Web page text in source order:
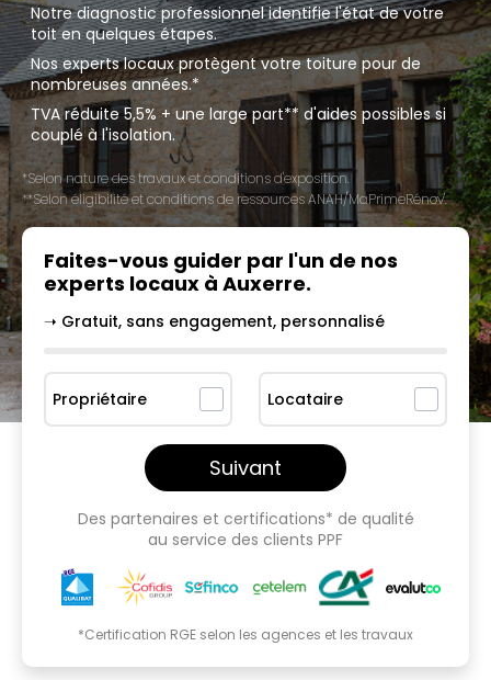
Notre diagnostic professionnel identifie l'état de votre
toit en quelques étapes.
Nos experts locaux protègent votre toiture pour de
nombreuses années.*
TVA réduite 5,5% + une large part** d'aides possibles si
couplé à l'isolation.
*Selon nature des travaux et conditions d'exposition.
**Selon éligibilité et conditions de ressources ANAH/MaPrimeRénov'.
Faites-vous guider par l'un de nos
experts locaux à Auxerre.
➝ Gratuit, sans engagement, personnalisé
Propriétaire Locataire
Suivant
Des partenaires et certifications* de qualité
au service des clients PPF
*Certification RGE selon les agences et les travaux